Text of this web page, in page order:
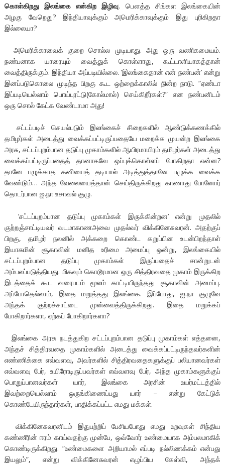
கொள்கிறது இலங்கை என்கிற இழிவு. பௌத்த சிங்கள இலங்கையின்
அழகு வேறெது? இந்தியாவுக்கும் அமெரிக்காவுக்கும் இது புரிகிறதா
இல்லையா?
அமெரிக்காவைக் குறை சொல்ல முடியாது. அது ஒரு வணிகமையம்.
நண்பனாக யாரையும் வைத்துக் கொள்ளாது, கூட்டாளியாகத்தான்
வைத்திருக்கும். இந்தியா அப்படியில்லை. ‘இலங்கைதான் என் நண்பன்’ என்று
இனப்படுகொலை முடிந்த பிறகு கூட ஒற்றைக்காலில் நின்ற நாடு. “ஏண்டா
இப்படியெல்லாம் பொய்புரட்டு(கோல்மால்) செய்கிறீர்கள்?” என நண்பனிடம்
ஒரு சொல் கேட்க வேண்டாமா அது!
சட்டப்படிச் செயல்படும் இலங்கைச் சிறைகளில் ஆண்டுக்கணக்கில்
தமிழர்கள் அடைத்து வைக்கப்பட்டிருப்பதையே மறைக்க முயன்ற இலங்கை
அரசு, சட்டப்புறம்பான தடுப்பு முகாம்களில் ஆயிரமாயிரம் தமிழர்கள் அடைத்து
வைக்கப்பட்டிருப்பதைத் தானாகவே ஒப்புக்கொள்ளப் போகிறதா என்ன?
தானே பழுக்காத கனியைத் தடியால் அடித்துத்தானே பழுக்க வைக்க
வேண்டும்… அந்த வேலையைத்தான் செய்திருக்கிறது காணாது போனோர்
தொடர்பான ஐ.நா உசாவல் குழு.
‘சட்டப்புறம்பான தடுப்பு முகாம்கள் இருக்கின்றன’ என்று முதலில்
குற்றஞ்சாட்டியவர் வடமாகாணஅவை முதல்வர் விக்கினேசுவரன். அதற்குப்
பிறகு, தமிழர் நலனில் அக்கறை கொண்ட கறுப்பின உடன்பிறந்தாள்
இயாசுமின் சூகாவின் மனித உரிமை அமைப்பு ஒன்று, இலங்கையில்
சட்டப்புறம்பான தடுப்பு முகாம்கள் இருப்பதைச் சான்றுடன்
அம்பலப்படுத்தியது. மிகவும் கொடூரமான ஒரு சித்திரவதை முகாம் இருக்கிற
இடத்தைக் கூட வரைபடம் மூலம் காட்டியிருந்தது சூகாவின் அமைப்பு.
அப்போதெல்லாம், இதை மறுத்தது இலங்கை. இப்போது, ஐ.நா குழுவே
அந்தக் குற்றச்சாட்டை முன்வைத்திருக்கிறது. இதை மறுக்கப்
போகிறார்களா, ஏற்கப் போகிறார்களா?
இலங்கை அரசு நடத்துகிற சட்டப்புறம்பான தடுப்பு முகாம்கள் எத்தனை,
அந்தச் சித்திரவதை முகாம்களில் அடைத்து வைக்கப்பட்டிருந்தவர்களின்
எண்ணிக்கை எவ்வளவு, அவர்களில் சித்திரவதைகளுக்குப் பலியானவர்கள்
எவ்வளவு பேர், உயிரோடிருப்பவர்கள் எவ்வளவு பேர், அந்த முகாம்களுக்குப்
பொறுப்பானவர்கள் யார், இலங்கை அரசின் உயர்மட்டத்தில்
இவற்றையெல்லாம் ஒருங்கிணைப்பது யார் – என்று கேட்டுக்
கொண்டேயிருந்தார்கள், பாதிக்கப்பட்ட எமது மக்கள்.
விக்கினேசுவரனிடம் இதுபற்றிப் பேசியபோது எமது உறவுகள் சிந்திய
கண்ணீரின் ஈரம் காய்வதற்கு முன்பே, ஒவ்வோர் உண்மையாக அம்பலமாகிக்
கொண்டிருக்கிறது. “உண்மைகளை அறியாமல் எப்படி நல்லிணக்கம் என்பது
இயலும்”, என்று விக்கினேசுவரன் எழுப்பிய கேள்வி, அந்தக்